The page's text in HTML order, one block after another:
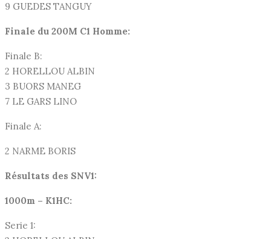
9 GUEDES TANGUY
Finale du 200M C1 Homme:
Finale B:
2 HORELLOU ALBIN
3 BUORS MANEG
7 LE GARS LINO
Finale A:
2 NARME BORIS
Résultats des SNV1:
1000m – K1HC:
Serie 1: